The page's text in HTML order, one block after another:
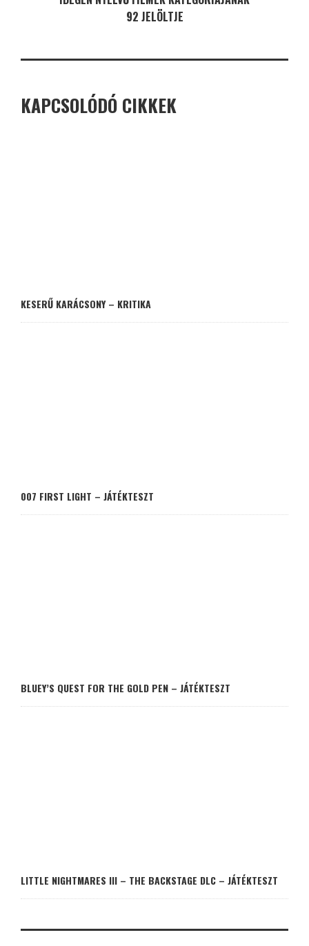
92 JELÖLTJE
KAPCSOLÓDÓ CIKKEK
KESERŰ KARÁCSONY – KRITIKA
007 FIRST LIGHT – JÁTÉKTESZT
BLUEY’S QUEST FOR THE GOLD PEN – JÁTÉKTESZT
LITTLE NIGHTMARES III – THE BACKSTAGE DLC – JÁTÉKTESZT